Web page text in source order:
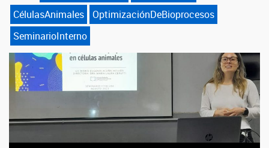
CélulasAnimales
OptimizaciónDeBioprocesos
SeminarioInterno